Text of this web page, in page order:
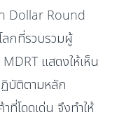
Dollar Round
ลกที่รวบรวมผู้
แสดงให้เห็น
บัติตามหลัก
ที่โดดเด่น จึงทำให้